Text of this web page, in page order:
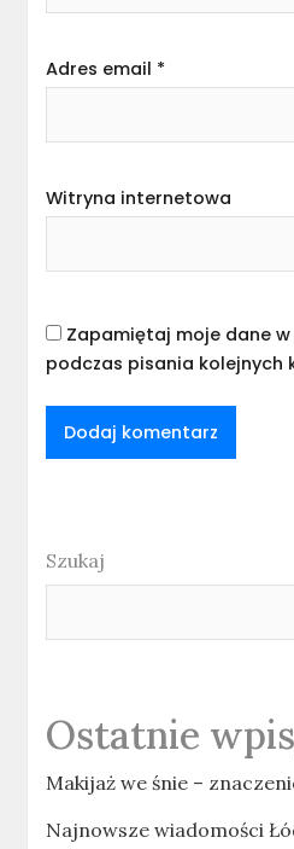
Adres email *
Witryna internetowa
Zapamiętaj moje dane
podczas pisania kolejnych
Szukaj
Ostatnie
Makijaż we śnie –
Najnowsze wiadomości